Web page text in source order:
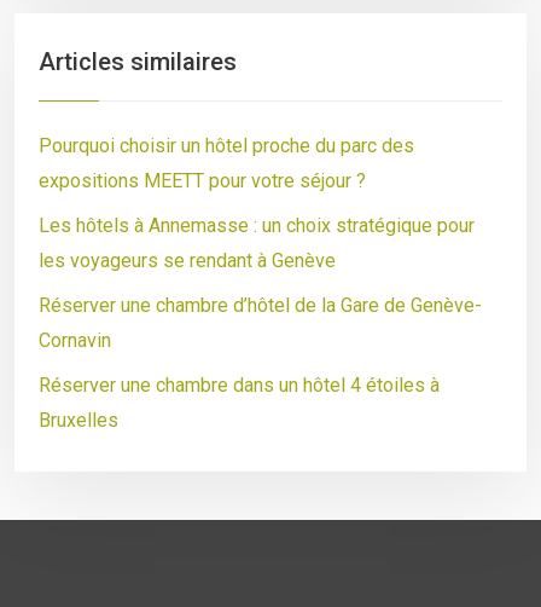
Articles similaires
Pourquoi choisir un hôtel proche du parc des
expositions MEETT pour votre séjour ?
Les hôtels à Annemasse : un choix stratégique pour
les voyageurs se rendant à Genève
Réserver une chambre d’hôtel de la Gare de Genève-
Cornavin
Réserver une chambre dans un hôtel 4 étoiles à
Bruxelles